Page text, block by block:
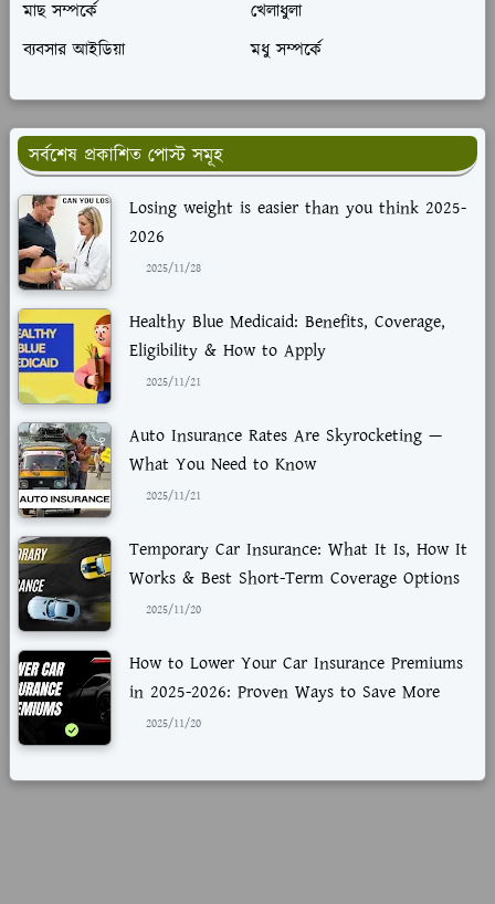
মাছ সম্পর্কে
খেলাধুলা
ব্যবসার আইডিয়া
মধু সম্পর্কে
সর্বশেষ প্রকাশিত পোস্ট সমূহ
Losing weight is easier than you think 2025-
2026
2025/11/28
Healthy Blue Medicaid: Benefits, Coverage,
Eligibility & How to Apply
2025/11/21
Auto Insurance Rates Are Skyrocketing —
What You Need to Know
2025/11/21
Temporary Car Insurance: What It Is, How It
Works & Best Short-Term Coverage Options
2025/11/20
How to Lower Your Car Insurance Premiums
in 2025-2026: Proven Ways to Save More
2025/11/20